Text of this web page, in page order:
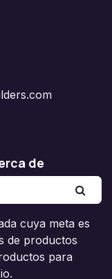
de
cuya meta es
de productos
para